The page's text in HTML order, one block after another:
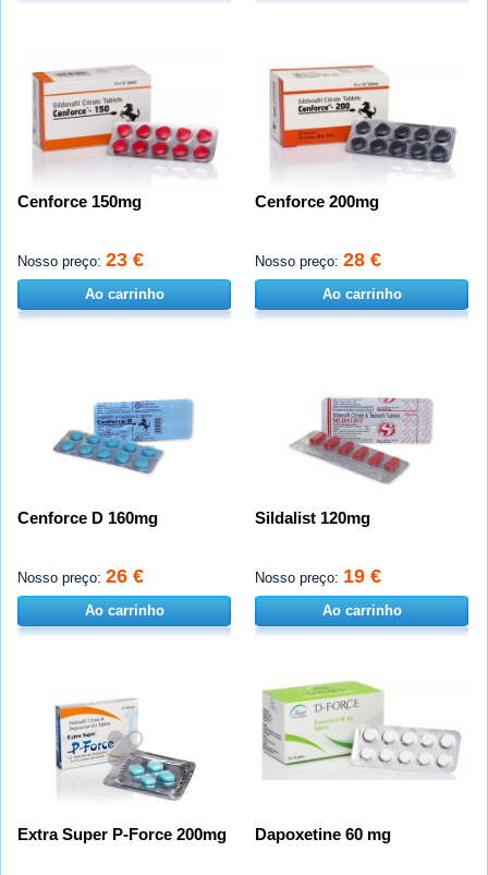
Cenforce 150mg
Nosso preço: 23 €
Ao carrinho
Cenforce 200mg
Nosso preço: 28 €
Ao carrinho
Cenforce D 160mg
Nosso preço: 26 €
Ao carrinho
Sildalist 120mg
Nosso preço: 19 €
Ao carrinho
Extra Super P-Force 200mg Dapoxetine 60 mg